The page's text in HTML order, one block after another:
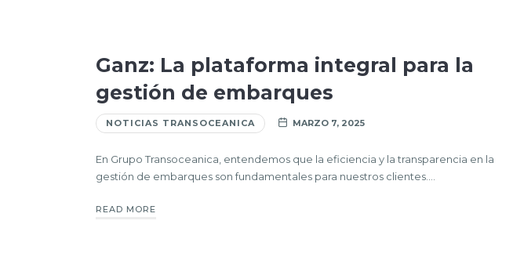
Ganz: La plataforma integral para la
gestión de embarques
NOTICIAS TRANSOCEANICA MARZO 7, 2025
En Grupo Transoceanica, entendemos que la eficiencia y la transparencia en la
gestión de embarques son fundamentales para nuestros clientes….
READ MORE